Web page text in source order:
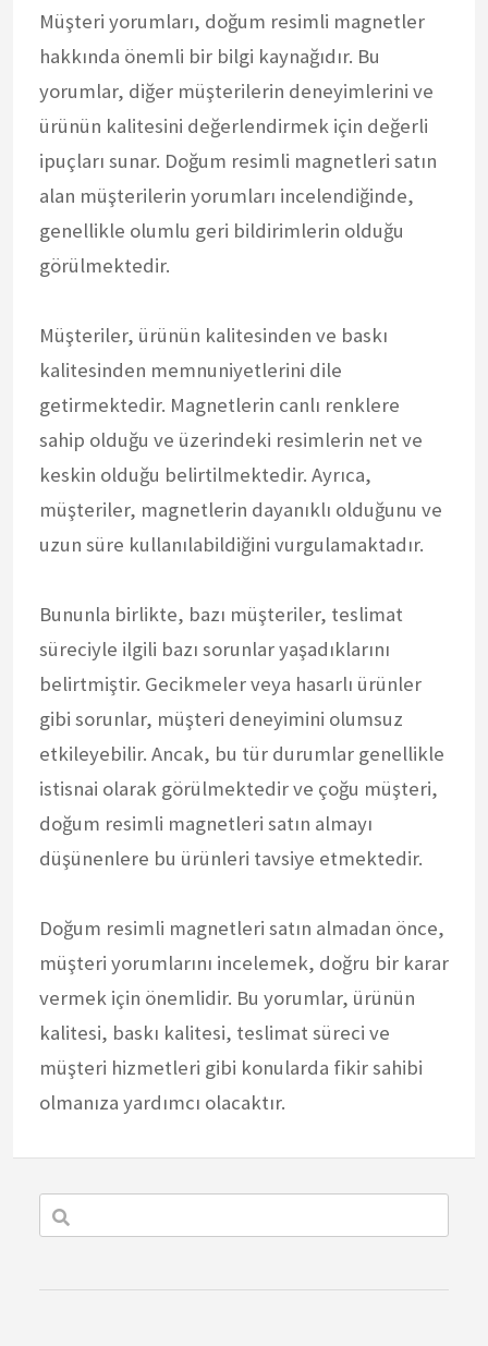
Müşteri yorumları, doğum resimli magnetler
hakkında önemli bir bilgi kaynağıdır. Bu
yorumlar, diğer müşterilerin deneyimlerini ve
ürünün kalitesini değerlendirmek için değerli
ipuçları sunar. Doğum resimli magnetleri satın
alan müşterilerin yorumları incelendiğinde,
genellikle olumlu geri bildirimlerin olduğu
görülmektedir.
Müşteriler, ürünün kalitesinden ve baskı
kalitesinden memnuniyetlerini dile
getirmektedir. Magnetlerin canlı renklere
sahip olduğu ve üzerindeki resimlerin net ve
keskin olduğu belirtilmektedir. Ayrıca,
müşteriler, magnetlerin dayanıklı olduğunu ve
uzun süre kullanılabildiğini vurgulamaktadır.
Bununla birlikte, bazı müşteriler, teslimat
süreciyle ilgili bazı sorunlar yaşadıklarını
belirtmiştir. Gecikmeler veya hasarlı ürünler
gibi sorunlar, müşteri deneyimini olumsuz
etkileyebilir. Ancak, bu tür durumlar genellikle
istisnai olarak görülmektedir ve çoğu müşteri,
doğum resimli magnetleri satın almayı
düşünenlere bu ürünleri tavsiye etmektedir.
Doğum resimli magnetleri satın almadan önce,
müşteri yorumlarını incelemek, doğru bir karar
vermek için önemlidir. Bu yorumlar, ürünün
kalitesi, baskı kalitesi, teslimat süreci ve
müşteri hizmetleri gibi konularda fikir sahibi
olmanıza yardımcı olacaktır.